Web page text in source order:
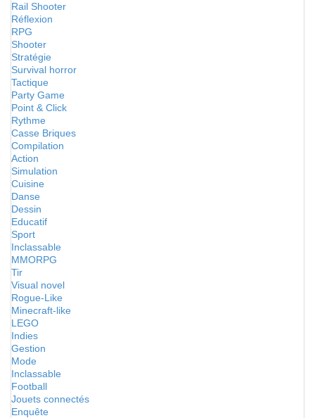
Rail Shooter
Réflexion
RPG
Shooter
Stratégie
Survival horror
Tactique
Party Game
Point & Click
Rythme
Casse Briques
Compilation
Action
Simulation
Cuisine
Danse
Dessin
Educatif
Sport
Inclassable
MMORPG
Tir
Visual novel
Rogue-Like
Minecraft-like
LEGO
Indies
Gestion
Mode
Inclassable
Football
Jouets connectés
Enquête